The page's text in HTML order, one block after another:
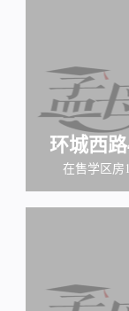
环城西
在售学区房